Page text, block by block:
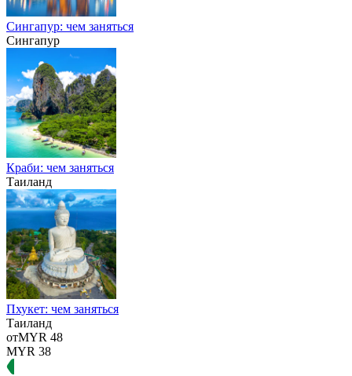
Сингапур: чем заняться
Сингапур
Краби: чем заняться
Таиланд
Пхукет: чем заняться
Таиланд
отMYR 48
MYR 38